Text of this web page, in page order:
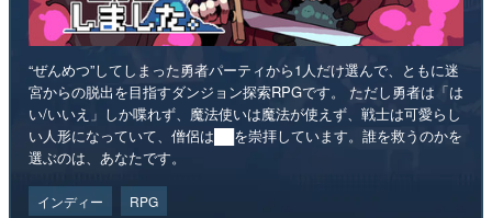
“ぜんめつ”してしまった勇者パーティから1人だけ選んで、ともに迷
宮からの脱出を目指すダンジョン探索RPGです。 ただし勇者は「は
い/いいえ」しか喋れず、魔法使いは魔法が使えず、戦士は可愛らし
い人形になっていて、僧侶は██を崇拝しています。誰を救うのかを
選ぶのは、あなたです。
インディー RPG